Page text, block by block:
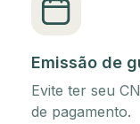
Emissão de
Evite ter seu
de pagamento.